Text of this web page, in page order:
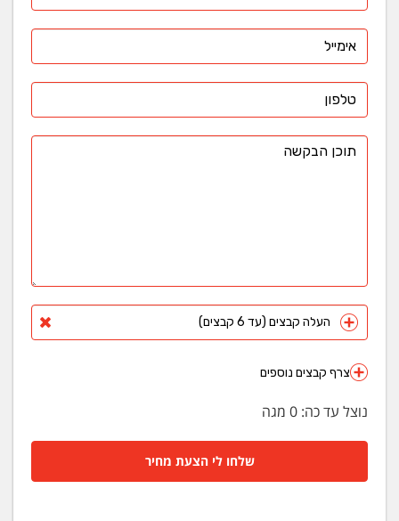
העלה קבצים (עד 6 קבצים)
צרף קבצים נוספים
נוצל עד כה: 0 מגה
שלחו לי הצעת מחיר